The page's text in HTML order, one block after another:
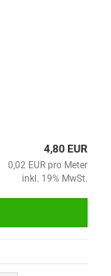
4,80 EUR
0,02 EUR pro Meter
inkl. 19% MwSt.